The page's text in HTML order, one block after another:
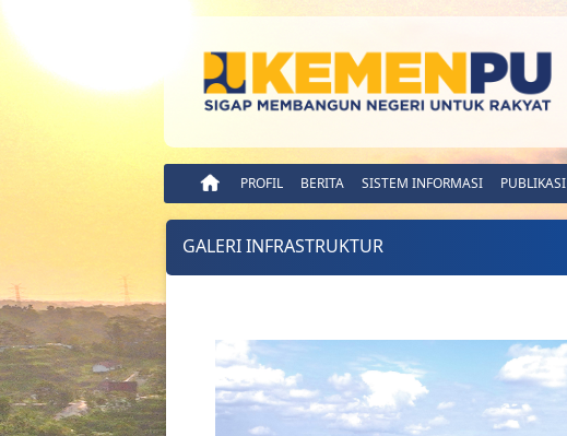
PROFIL BERITA SISTEM INFORMASI PUBLIKASI
GALERI INFRASTRUKTUR